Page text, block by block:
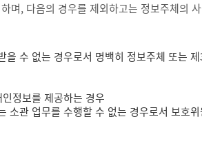
, 다음의 경우를 제외하고는 정보주체의
수 없는 경우로서 명백히 정보주체 또는
정보를 제공하는 경우
관 업무를 수행할 수 없는 경우로서 보호